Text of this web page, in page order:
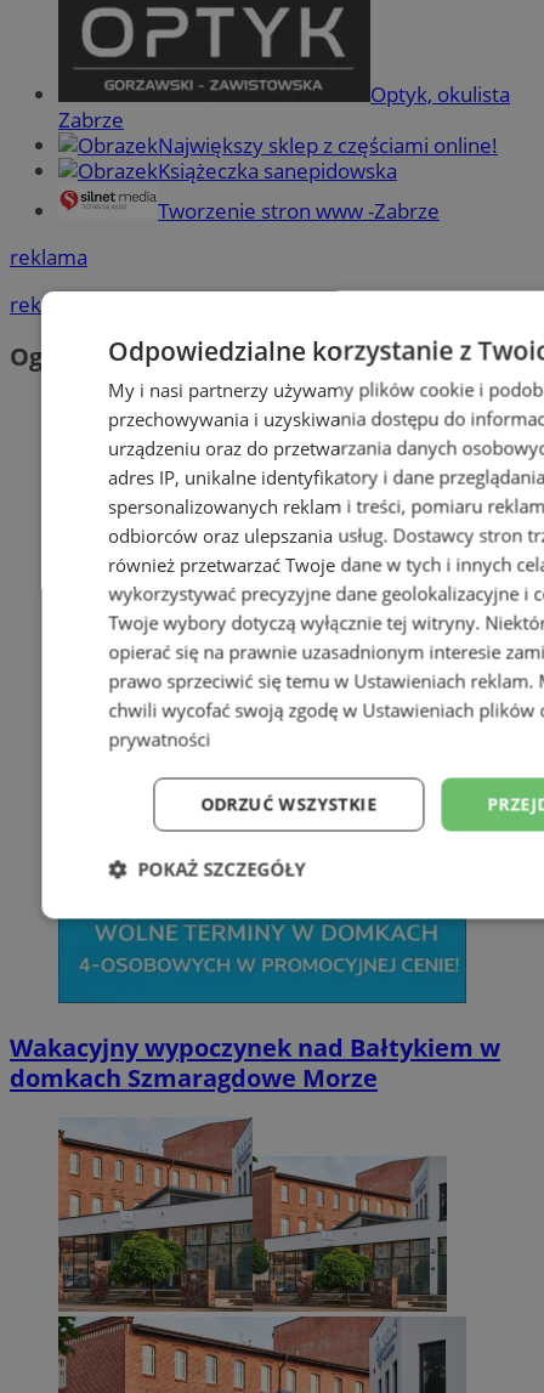
Optyk, okulista
Zabrze
Największy sklep z częściami online!
Książeczka sanepidowska
Tworzenie stron www -Zabrze
reklama
reklama
Ogłoszenia
Wakacyjny wypoczynek nad Bałtykiem w
domkach Szmaragdowe Morze
Odpowiedzialne korzystanie z
My i nasi partnerzy używamy plików cookie i
przechowywania i uzyskiwania dostępu do
urządzeniu oraz do przetwarzania danych
adres IP, unikalne identyfikatory i dane
spersonalizowanych reklam i treści, pomiaru
odbiorców oraz ulepszania usług. Dostawcy stron
również przetwarzać Twoje dane w tych i innych
wykorzystywać precyzyjne dane geolokalizacyjne i
Twoje wybory dotyczą wyłącznie tej witryny.
opierać się na prawnie uzasadnionym interesie
prawo sprzeciwić się temu w Ustawieniach reklam.
chwili wycofać swoją zgodę w Ustawieniach plików
prywatności
ODRZUĆ WSZYSTKIE
POKAŻ SZCZEGÓŁY
Niezbędne Wydajność
Niezbędne Wydajność Targetowanie
Niezbędne pliki cookie umożliwiają korzystanie z podstawowych
takich jak logowanie użytkownika i zarządzanie kontem. Bez
można prawidłowo korzystać ze strony internetowej.
Nazwa
Provider/
Domena
SessID
zabrze.com.pl